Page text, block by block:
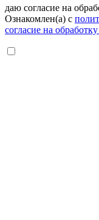
даю согласие на
Ознакомлен(а) с
согласие на